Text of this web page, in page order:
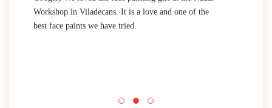
Workshop in Viladecans. It is a love and one of the
best face paints we have tried.